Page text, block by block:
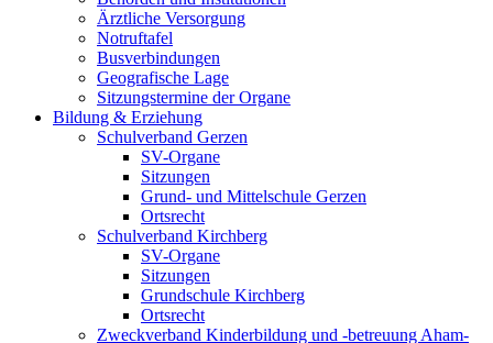
Ärztliche Versorgung
Notruftafel
Busverbindungen
Geografische Lage
Sitzungstermine der Organe
Bildung & Erziehung
Schulverband Gerzen
SV-Organe
Sitzungen
Grund- und Mittelschule Gerzen
Ortsrecht
Schulverband Kirchberg
SV-Organe
Sitzungen
Grundschule Kirchberg
Ortsrecht
Zweckverband Kinderbildung und -betreuung Aham-